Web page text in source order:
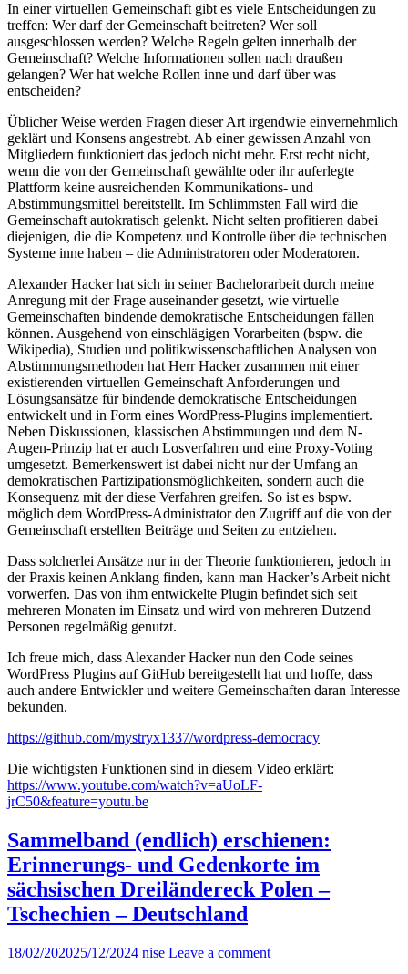
In einer virtuellen Gemeinschaft gibt es viele Entscheidungen zu
treffen: Wer darf der Gemeinschaft beitreten? Wer soll
ausgeschlossen werden? Welche Regeln gelten innerhalb der
Gemeinschaft? Welche Informationen sollen nach draußen
gelangen? Wer hat welche Rollen inne und darf über was
entscheiden?
Üblicher Weise werden Fragen dieser Art irgendwie einvernehmlich
geklärt und Konsens angestrebt. Ab einer gewissen Anzahl von
Mitgliedern funktioniert das jedoch nicht mehr. Erst recht nicht,
wenn die von der Gemeinschaft gewählte oder ihr auferlegte
Plattform keine ausreichenden Kommunikations- und
Abstimmungsmittel bereitstellt. Im Schlimmsten Fall wird die
Gemeinschaft autokratisch gelenkt. Nicht selten profitieren dabei
diejenigen, die die Kompetenz und Kontrolle über die technischen
Systeme inne haben – die Administratoren oder Moderatoren.
Alexander Hacker hat sich in seiner Bachelorarbeit durch meine
Anregung mit der Frage auseinander gesetzt, wie virtuelle
Gemeinschaften bindende demokratische Entscheidungen fällen
können. Ausgehend von einschlägigen Vorarbeiten (bspw. die
Wikipedia), Studien und politikwissenschaftlichen Analysen von
Abstimmungsmethoden hat Herr Hacker zusammen mit einer
existierenden virtuellen Gemeinschaft Anforderungen und
Lösungsansätze für bindende demokratische Entscheidungen
entwickelt und in Form eines WordPress-Plugins implementiert.
Neben Diskussionen, klassischen Abstimmungen und dem N-
Augen-Prinzip hat er auch Losverfahren und eine Proxy-Voting
umgesetzt. Bemerkenswert ist dabei nicht nur der Umfang an
demokratischen Partizipationsmöglichkeiten, sondern auch die
Konsequenz mit der diese Verfahren greifen. So ist es bspw.
möglich dem WordPress-Administrator den Zugriff auf die von der
Gemeinschaft erstellten Beiträge und Seiten zu entziehen.
Dass solcherlei Ansätze nur in der Theorie funktionieren, jedoch in
der Praxis keinen Anklang finden, kann man Hacker’s Arbeit nicht
vorwerfen. Das von ihm entwickelte Plugin befindet sich seit
mehreren Monaten im Einsatz und wird von mehreren Dutzend
Personen regelmäßig genutzt.
Ich freue mich, dass Alexander Hacker nun den Code seines
WordPress Plugins auf GitHub bereitgestellt hat und hoffe, dass
auch andere Entwickler und weitere Gemeinschaften daran Interesse
bekunden.
https://github.com/mystryx1337/wordpress-democracy
Die wichtigsten Funktionen sind in diesem Video erklärt:
https://www.youtube.com/watch?v=aUoLF-
jrC50&feature=youtu.be
Sammelband (endlich) erschienen:
Erinnerungs- und Gedenkorte im
sächsischen Dreiländereck Polen –
Tschechien – Deutschland
18/02/202025/12/2024 nise Leave a comment